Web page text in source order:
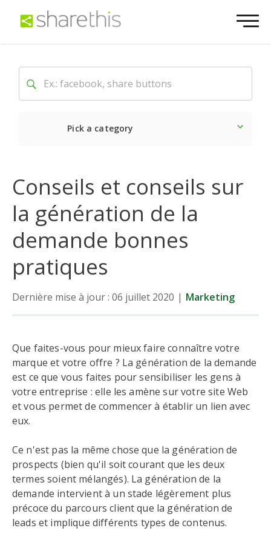
Pick a category
Conseils et conseils sur
la génération de la
demande bonnes
pratiques
Dernière mise à jour : 06 juillet 2020 | Marketing
Que faites-vous pour mieux faire connaître votre
marque et votre offre ? La génération de la demande
est ce que vous faites pour sensibiliser les gens à
votre entreprise : elle les amène sur votre site Web
et vous permet de commencer à établir un lien avec
eux.
Ce n'est pas la même chose que la génération de
prospects (bien qu'il soit courant que les deux
termes soient mélangés). La génération de la
demande intervient à un stade légèrement plus
précoce du parcours client que la génération de
leads et implique différents types de contenus.